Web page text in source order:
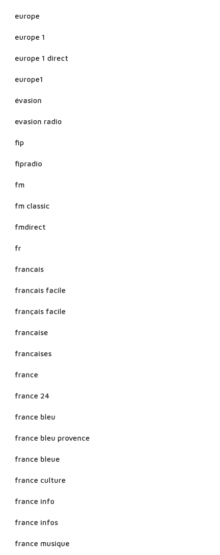
europe
europe 1
europe 1 direct
europe1
évasion
evasion radio
fip
fipradio
fm
fm classic
fmdirect
fr
francais
francais facile
français facile
francaise
francaises
france
france 24
france bleu
france bleu provence
france bleue
france culture
france info
france infos
france musique